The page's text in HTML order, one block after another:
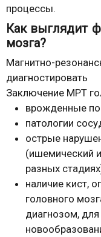
процессы.
Как выглядит
мозга?
Магнитно-
Заключение МРТ
врожденные
патологии
острые
(ишемический
разных
наличие кист,
головного
диагнозом,